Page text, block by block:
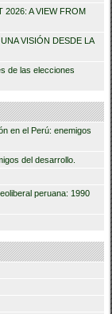
2026: A VIEW FROM
VISIÓN DESDE LA
de las elecciones
en el Perú: enemigos
del desarrollo.
peruana: 1990